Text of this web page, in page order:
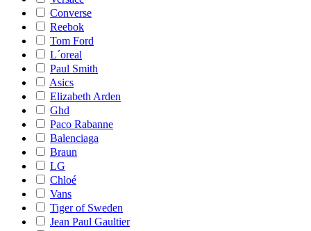
Converse
Reebok
Tom Ford
L´oreal
Paul Smith
Asics
Elizabeth Arden
Ghd
Paco Rabanne
Balenciaga
Braun
LG
Chloé
Vans
Tiger of Sweden
Jean Paul Gaultier